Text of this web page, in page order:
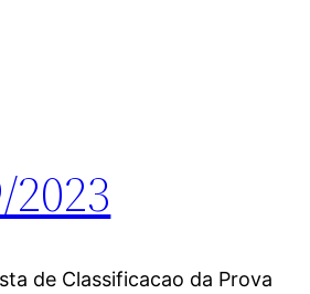
de Classificacao da Prova